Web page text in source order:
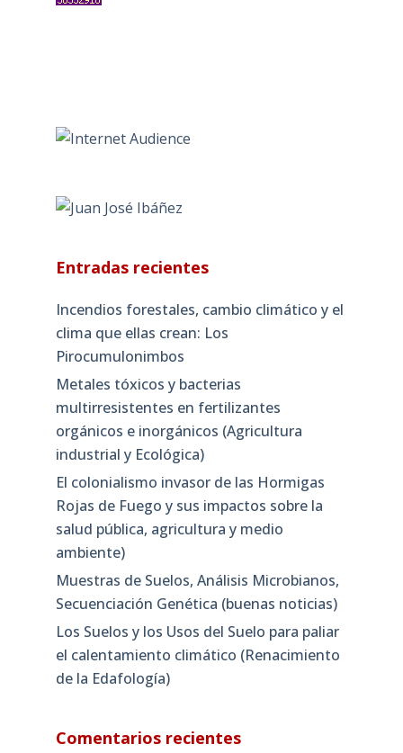
Entradas recientes
Incendios forestales, cambio climático y el
clima que ellas crean: Los
Pirocumulonimbos
Metales tóxicos y bacterias
multirresistentes en fertilizantes
orgánicos e inorgánicos (Agricultura
industrial y Ecológica)
El colonialismo invasor de las Hormigas
Rojas de Fuego y sus impactos sobre la
salud pública, agricultura y medio
ambiente)
Muestras de Suelos, Análisis Microbianos,
Secuenciación Genética (buenas noticias)
Los Suelos y los Usos del Suelo para paliar
el calentamiento climático (Renacimiento
de la Edafología)
Comentarios recientes